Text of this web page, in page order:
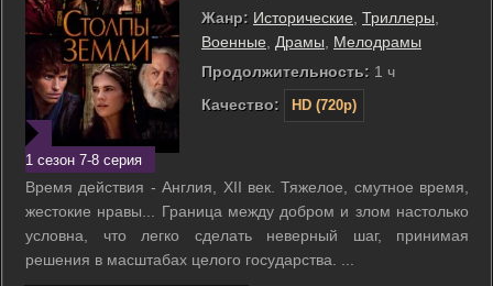
1 сезон 7-8 серия
Жанр: Исторические Триллеры
Военные
Драмы
Мелодрамы
Продолжительность: 1 ч
Качество:
HD (720p)
Время действия - Англия, XII век. Тяжелое, смутное время,
жестокие нравы... Граница между добром и злом настолько
условна, что легко сделать неверный шаг, принимая
решения в масштабах целого государства. ...